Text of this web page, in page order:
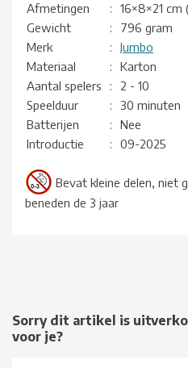
Afmetingen
:
16×8×21 cm
Gewicht
:
796 gram
Merk
:
Jumbo
Materiaal
:
Karton
Aantal spelers
:
2 - 10
Speelduur
:
30 minuten
Batterijen
:
Nee
Introductie
: 09-2025
Bevat kleine delen, niet
beneden de 3 jaar
Sorry dit artikel is
voor je?